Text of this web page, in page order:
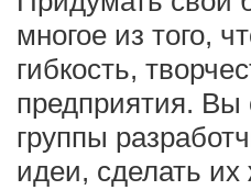
многое из того,
гибкость,
предприятия.
группы
идеи, сделать